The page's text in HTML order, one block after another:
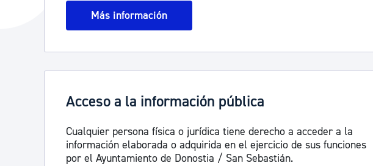
Descubre la ciudadMás información
Acceso a la información pública
Cualquier persona física o jurídica tiene derecho a acceder a la
información elaborada o adquirida en el ejercicio de sus funciones
por el Ayuntamiento de Donostia / San Sebastián.